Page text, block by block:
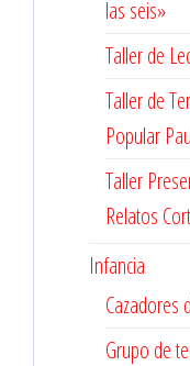
las seis»
Taller de
Taller de
Popular
Taller
Relatos
Infancia
Cazadores
Grupo de